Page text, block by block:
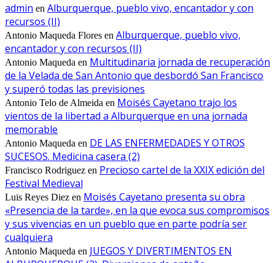
admin en Alburquerque, pueblo vivo, encantador y con
recursos (II)
Antonio Maqueda Flores en Alburquerque, pueblo vivo,
encantador y con recursos (II)
Antonio Maqueda en Multitudinaria jornada de recuperación
de la Velada de San Antonio que desbordó San Francisco
y superó todas las previsiones
Antonio Telo de Almeida en Moisés Cayetano trajo los
vientos de la libertad a Alburquerque en una jornada
memorable
Antonio Maqueda en DE LAS ENFERMEDADES Y OTROS
SUCESOS. Medicina casera (2)
Francisco Rodriguez en Precioso cartel de la XXIX edición del
Festival Medieval
Luis Reyes Diez en Moisés Cayetano presenta su obra
«Presencia de la tarde», en la que evoca sus compromisos
y sus vivencias en un pueblo que en parte podría ser
cualquiera
Antonio Maqueda en JUEGOS Y DIVERTIMENTOS EN